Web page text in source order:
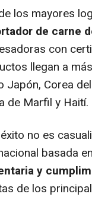
los mayores
de carne
con
llegan a
Japón, Corea
de Marfil y Haití.
no es
basada en
y
de los